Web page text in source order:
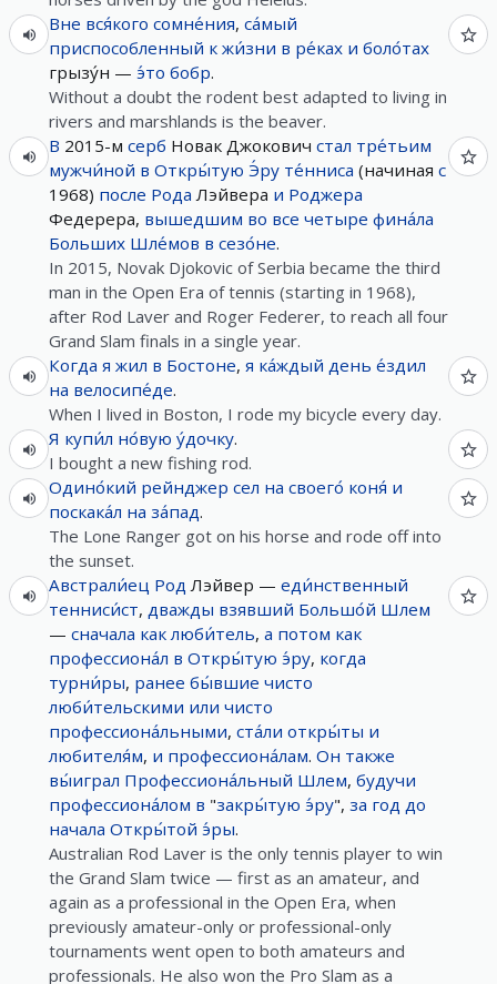
Вне вся́кого сомне́ния, са́мый
приспособленный к жи́зни в ре́ках и боло́тах
грызу́н — э́то бобр.
Without a doubt the rodent best adapted to living in
rivers and marshlands is the beaver.
В 2015-м серб Новак Джокович стал тре́тьим
мужчи́ной в Откры́тую Э́ру те́нниса (начиная с
1968) после Рода Лэйвера и Роджера
Федерера, вышедшим во все четыре фина́ла
Больших Шле́мов в сезо́не.
In 2015, Novak Djokovic of Serbia became the third
man in the Open Era of tennis (starting in 1968),
after Rod Laver and Roger Federer, to reach all four
Grand Slam finals in a single year.
Когда я жил в Бостоне, я ка́ждый день е́здил
на велосипе́де.
When I lived in Boston, I rode my bicycle every day.
Я купи́л но́вую у́дочку.
I bought a new fishing rod.
Одино́кий рейнджер сел на своего́ коня́ и
поскака́л на за́пад.
The Lone Ranger got on his horse and rode off into
the sunset.
Австрали́ец Род Лэйвер — еди́нственный
тенниси́ст, дважды взявший Большо́й Шлем
— сначала как люби́тель, а потом как
профессиона́л в Откры́тую э́ру, когда
турни́ры, ранее бы́вшие чисто
люби́тельскими или чисто
профессиона́льными, ста́ли откры́ты и
любителя́м, и профессиона́лам. Он также
вы́играл Профессиона́льный Шлем, будучи
профессиона́лом в "закры́тую э́ру", за год до
начала Откры́той э́ры.
Australian Rod Laver is the only tennis player to win
the Grand Slam twice — first as an amateur, and
again as a professional in the Open Era, when
previously amateur-only or professional-only
tournaments went open to both amateurs and
professionals. He also won the Pro Slam as a